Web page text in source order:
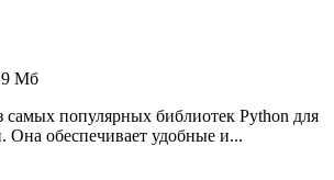
Мб
самых популярных библиотек Python для
Она обеспечивает удобные и...